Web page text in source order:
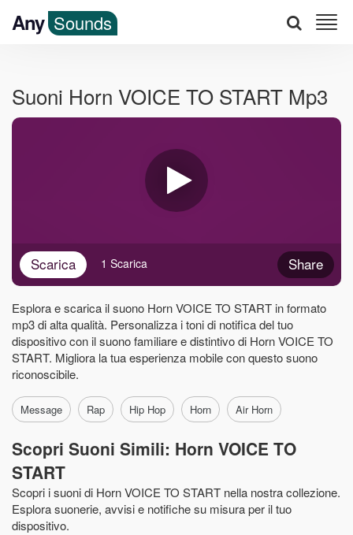
Any Sounds
Suoni Horn VOICE TO START Mp3
Scarica Share
1 Scarica
Esplora e scarica il suono Horn VOICE TO START in formato
mp3 di alta qualità. Personalizza i toni di notifica del tuo
dispositivo con il suono familiare e distintivo di Horn VOICE TO
START. Migliora la tua esperienza mobile con questo suono
riconoscibile.
Message Rap Hip Hop Horn Air Horn
Scopri Suoni Simili: Horn VOICE TO
START
Scopri i suoni di Horn VOICE TO START nella nostra collezione.
Esplora suonerie, avvisi e notifiche su misura per il tuo
dispositivo.